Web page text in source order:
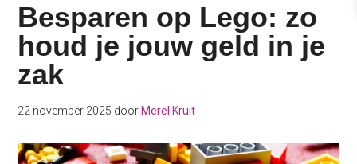
Besparen op Lego: zo
houd je jouw geld in je
zak
22 november 2025 door Merel Kruit